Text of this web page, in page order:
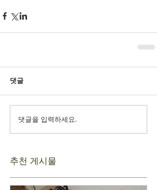
댓글
댓글을 입력하세요.
추천 게시물